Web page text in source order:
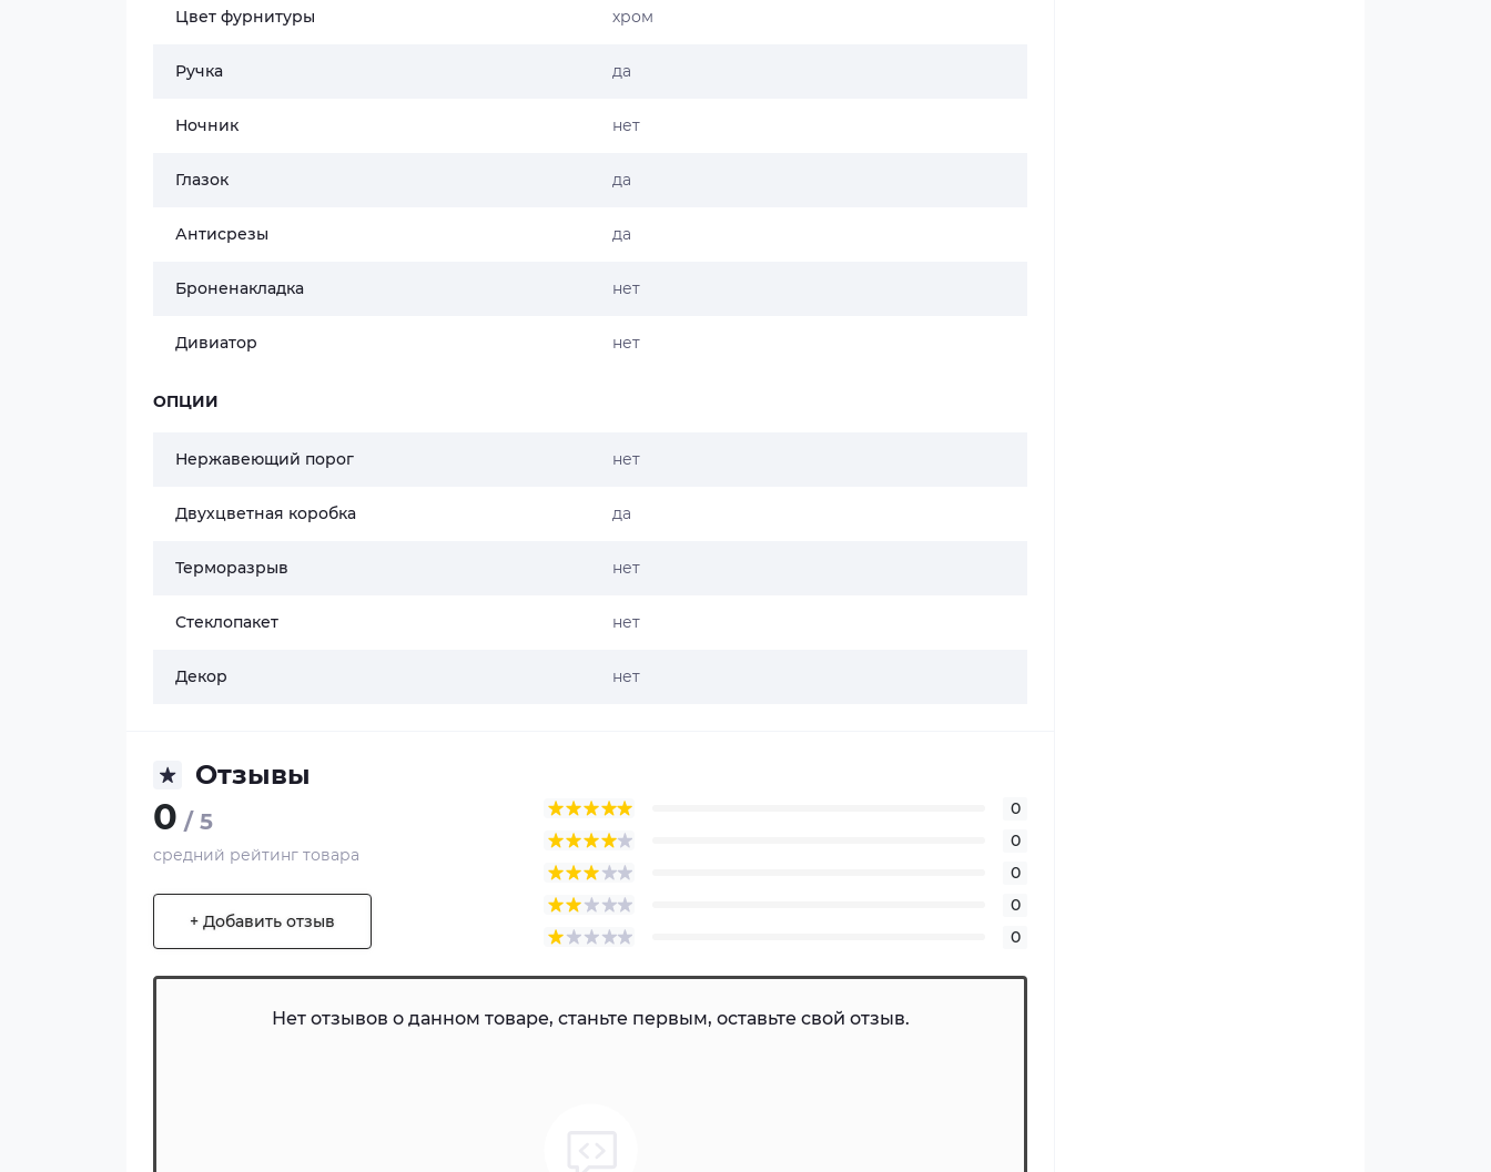
Цвет фурнитуры хром
Ручка да
Ночник нет
Глазок да
Антисрезы да
Броненакладка нет
Дивиатор нет
ОПЦИИ
Нержавеющий порог нет
Двухцветная коробка да
Терморазрыв нет
Стеклопакет нет
Декор нет
Отзывы
0 / 5
средний рейтинг товара
+ Добавить отзыв
0
0
0
0
0
Нет отзывов о данном товаре, станьте первым, оставьте свой отзыв.